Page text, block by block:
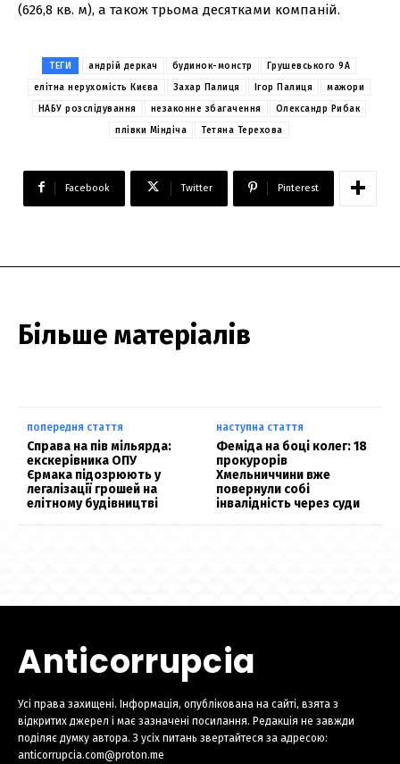
(626,8 кв. м), а також трьома десятками компаній.
ТЕГИ андрій деркач будинок-монстр
Грушевського 9А
елітна нерухомість Києва
Захар Палиця Ігор Палиця
мажори
НАБУ розслідування
незаконне збагачення
Олександр Рибак
плівки Міндіча
Тетяна Терехова
Facebook Twitter Pinterest
Більше матеріалів
попередня стаття
Справа на пів мільярда:
екскерівника ОПУ
Єрмака підозрюють у
легалізації грошей на
елітному будівництві
наступна стаття
Феміда на боці колег: 18
прокурорів
Хмельниччини вже
повернули собі
інвалідність через суди
Anticorrupcia
Усі права захищені. Інформація, опублікована на сайті, взята з
відкритих джерел і має зазначені посилання. Редакція не завжди
поділяє думку автора. З усіх питань звертайтеся за адресою:
anticorrupcia.com@proton.me